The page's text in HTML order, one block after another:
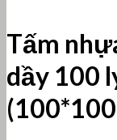
Tấm
dầy 100